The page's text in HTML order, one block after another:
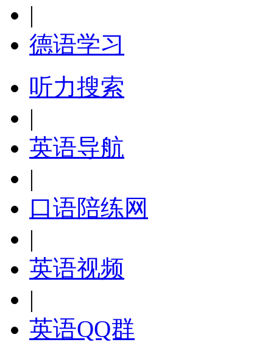
|
德语学习
听力搜索
|
英语导航
|
口语陪练网
|
英语视频
|
英语QQ群